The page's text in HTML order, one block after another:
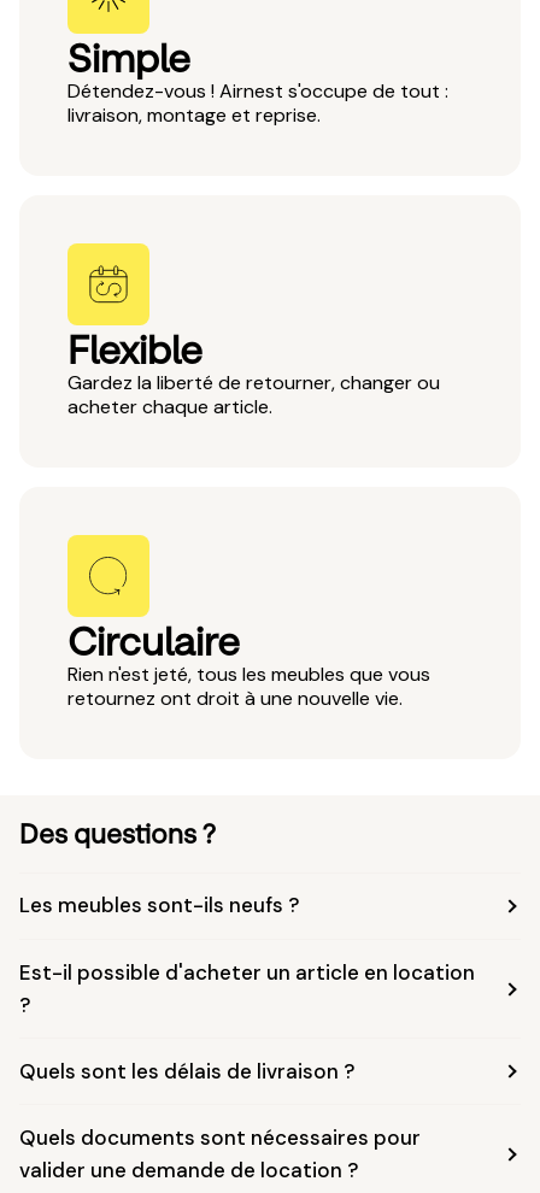
Simple
Détendez-vous ! Airnest s'occupe de tout :
livraison, montage et reprise.
Flexible
Gardez la liberté de retourner, changer ou
acheter chaque article.
Circulaire
Rien n'est jeté, tous les meubles que vous
retournez ont droit à une nouvelle vie.
Des questions ?
Les meubles sont-ils neufs ?
Est-il possible d'acheter un article en location
?
Quels sont les délais de livraison ?
Quels documents sont nécessaires pour
valider une demande de location ?